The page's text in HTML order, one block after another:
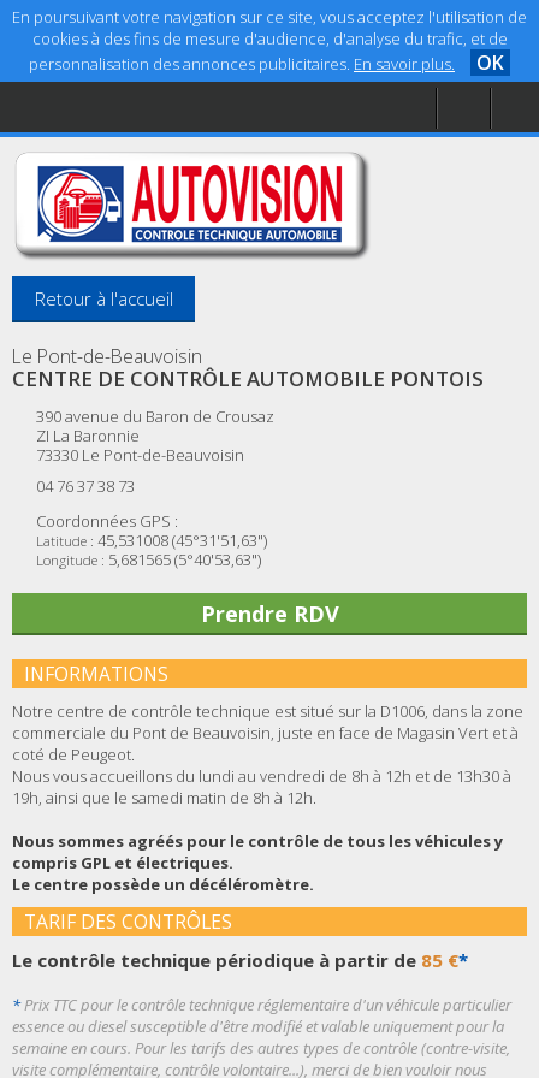
En poursuivant votre navigation sur ce site, vous acceptez l'utilisation de
cookies à des fins de mesure d'audience, d'analyse du trafic, et de
personnalisation des annonces publicitaires. En savoir plus. OK
Accueil
Aide
Mentions légales
Retour à l'accueil
Le Pont-de-Beauvoisin
CENTRE DE CONTRÔLE AUTOMOBILE PONTOIS
390 avenue du Baron de Crousaz
ZI La Baronnie
73330 Le Pont-de-Beauvoisin
04 76 37 38 73
Coordonnées GPS :
Latitude : 45,531008 (45°31'51,63")
Longitude : 5,681565 (5°40'53,63")
Prendre RDV
INFORMATIONS
Notre centre de contrôle technique est situé sur la D1006, dans la zone
commerciale du Pont de Beauvoisin, juste en face de Magasin Vert et à
coté de Peugeot.
Nous vous accueillons du lundi au vendredi de 8h à 12h et de 13h30 à
19h, ainsi que le samedi matin de 8h à 12h.
Nous sommes agréés pour le contrôle de tous les véhicules y
compris GPL et électriques.
Le centre possède un décéléromètre.
TARIF DES CONTRÔLES
Le contrôle technique périodique à partir de 85 €*
*Prix TTC pour le contrôle technique réglementaire d'un véhicule particulier
essence ou diesel susceptible d'être modifié et valable uniquement pour la
semaine en cours. Pour les tarifs des autres types de contrôle (contre-visite,
visite complémentaire, contrôle volontaire...), merci de bien vouloir nous